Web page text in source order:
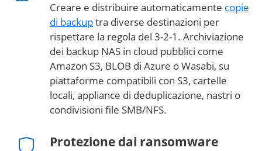
Creare e distribuire automaticamente copie
di backuptra diverse destinazioni per
rispettare la regola del 3-2-1. Archiviazione
dei backup NAS in cloud pubblici come
Amazon S3, BLOB di Azure o Wasabi, su
piattaforme compatibili con S3, cartelle
locali, appliance di deduplicazione, nastri o
condivisioni file SMB/NFS.
Protezione dai ransomware